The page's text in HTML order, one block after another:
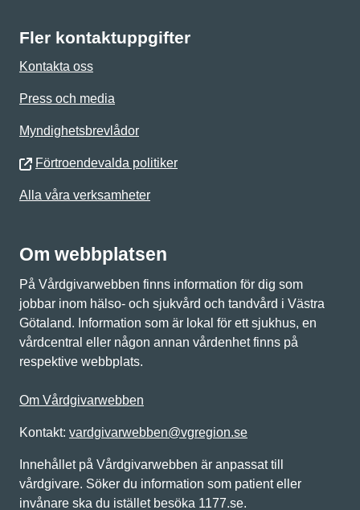
Fler kontaktuppgifter
Kontakta oss
Press och media
Myndighetsbrevlådor
Förtroendevalda politiker
Alla våra verksamheter
Om webbplatsen
På Vårdgivarwebben finns information för dig som
jobbar inom hälso- och sjukvård och tandvård i Västra
Götaland. Information som är lokal för ett sjukhus, en
vårdcentral eller någon annan vårdenhet finns på
respektive webbplats.
Om Vårdgivarwebben
Kontakt: vardgivarwebben@vgregion.se
Innehållet på Vårdgivarwebben är anpassat till
vårdgivare. Söker du information som patient eller
invånare ska du istället besöka 1177.se.